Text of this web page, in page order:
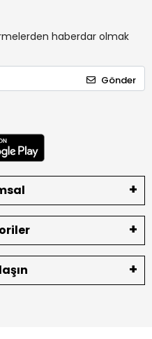
haberdar olmak
Gönder